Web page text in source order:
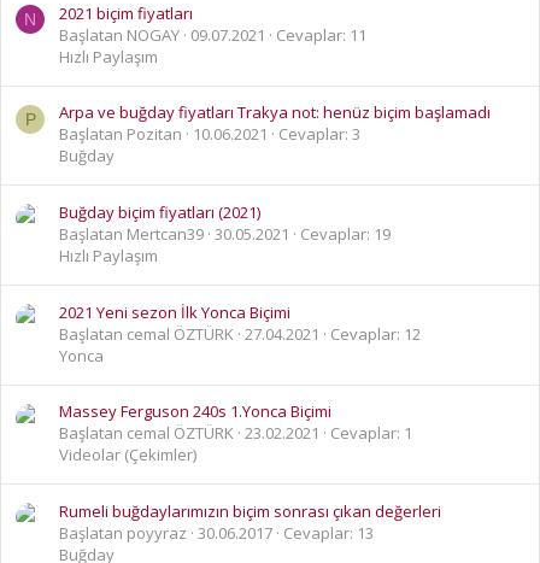
N
2021 biçim fiyatları
Başlatan NOGAY 09.07.2021
Cevaplar: 11
Hızlı Paylaşım
P
Arpa ve buğday fiyatları Trakya not: henüz biçim başlamadı
Başlatan Pozitan
10.06.2021
Cevaplar: 3
Buğday
Buğday biçim fiyatları (2021)
Başlatan Mertcan39 30.05.2021
Cevaplar: 19
Hızlı Paylaşım
2021 Yeni sezon İlk Yonca Biçimi
Başlatan cemal ÖZTÜRK
27.04.2021
Cevaplar: 12
Yonca
Massey Ferguson 240s 1.Yonca Biçimi
Başlatan cemal ÖZTÜRK 23.02.2021
Cevaplar: 1
Videolar (Çekimler)
Rumeli buğdaylarımızın biçim sonrası çıkan değerleri
Başlatan poyyraz 30.06.2017 Cevaplar: 13
Buğday